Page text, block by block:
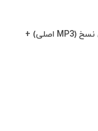
دانلود آهنگ مسعود جلیلیان و رامین تجنگی نسخ (MP3 اصلی) +